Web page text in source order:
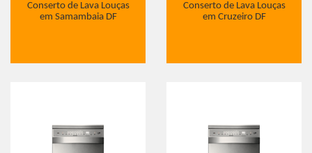
Conserto de Lava Louças
em Samambaia DF
Conserto de Lava Louças
em Cruzeiro DF